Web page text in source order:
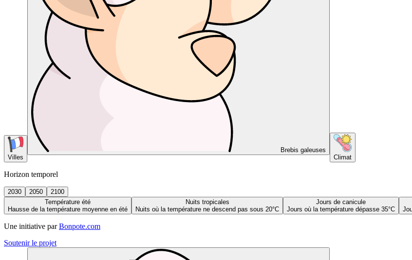
Villes
Brebis galeuses
Climat
Horizon temporel
2030 2050
2100
Température été
Hausse de la température moyenne en été
Nuits tropicales
Nuits où la température ne descend pas sous 20°C
Jours de canicule
Jours où la température dépasse 35°C
Une initiative par Bonpote.com
Soutenir le projet